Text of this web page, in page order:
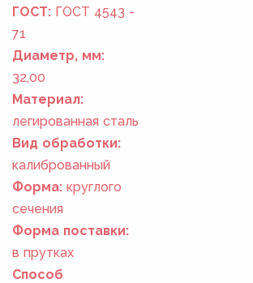
ГОСТ: ГОСТ 4543 -
71
Диаметр, мм:
32,00
Материал:
легированная сталь
Вид обработки:
калиброванный
Форма: круглого
сечения
Форма поставки:
в прутках
Способ